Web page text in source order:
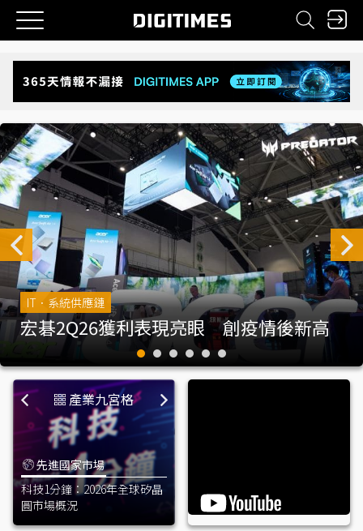
IT．系統供應鏈
宏碁2Q26獲利表現亮眼 創疫情後新高
產業九宮格
先進國家市場
科技1分鐘：2026年全球矽晶
圓市場概況
5.5% 5G逆增1.7%、佔比升
至92%
布